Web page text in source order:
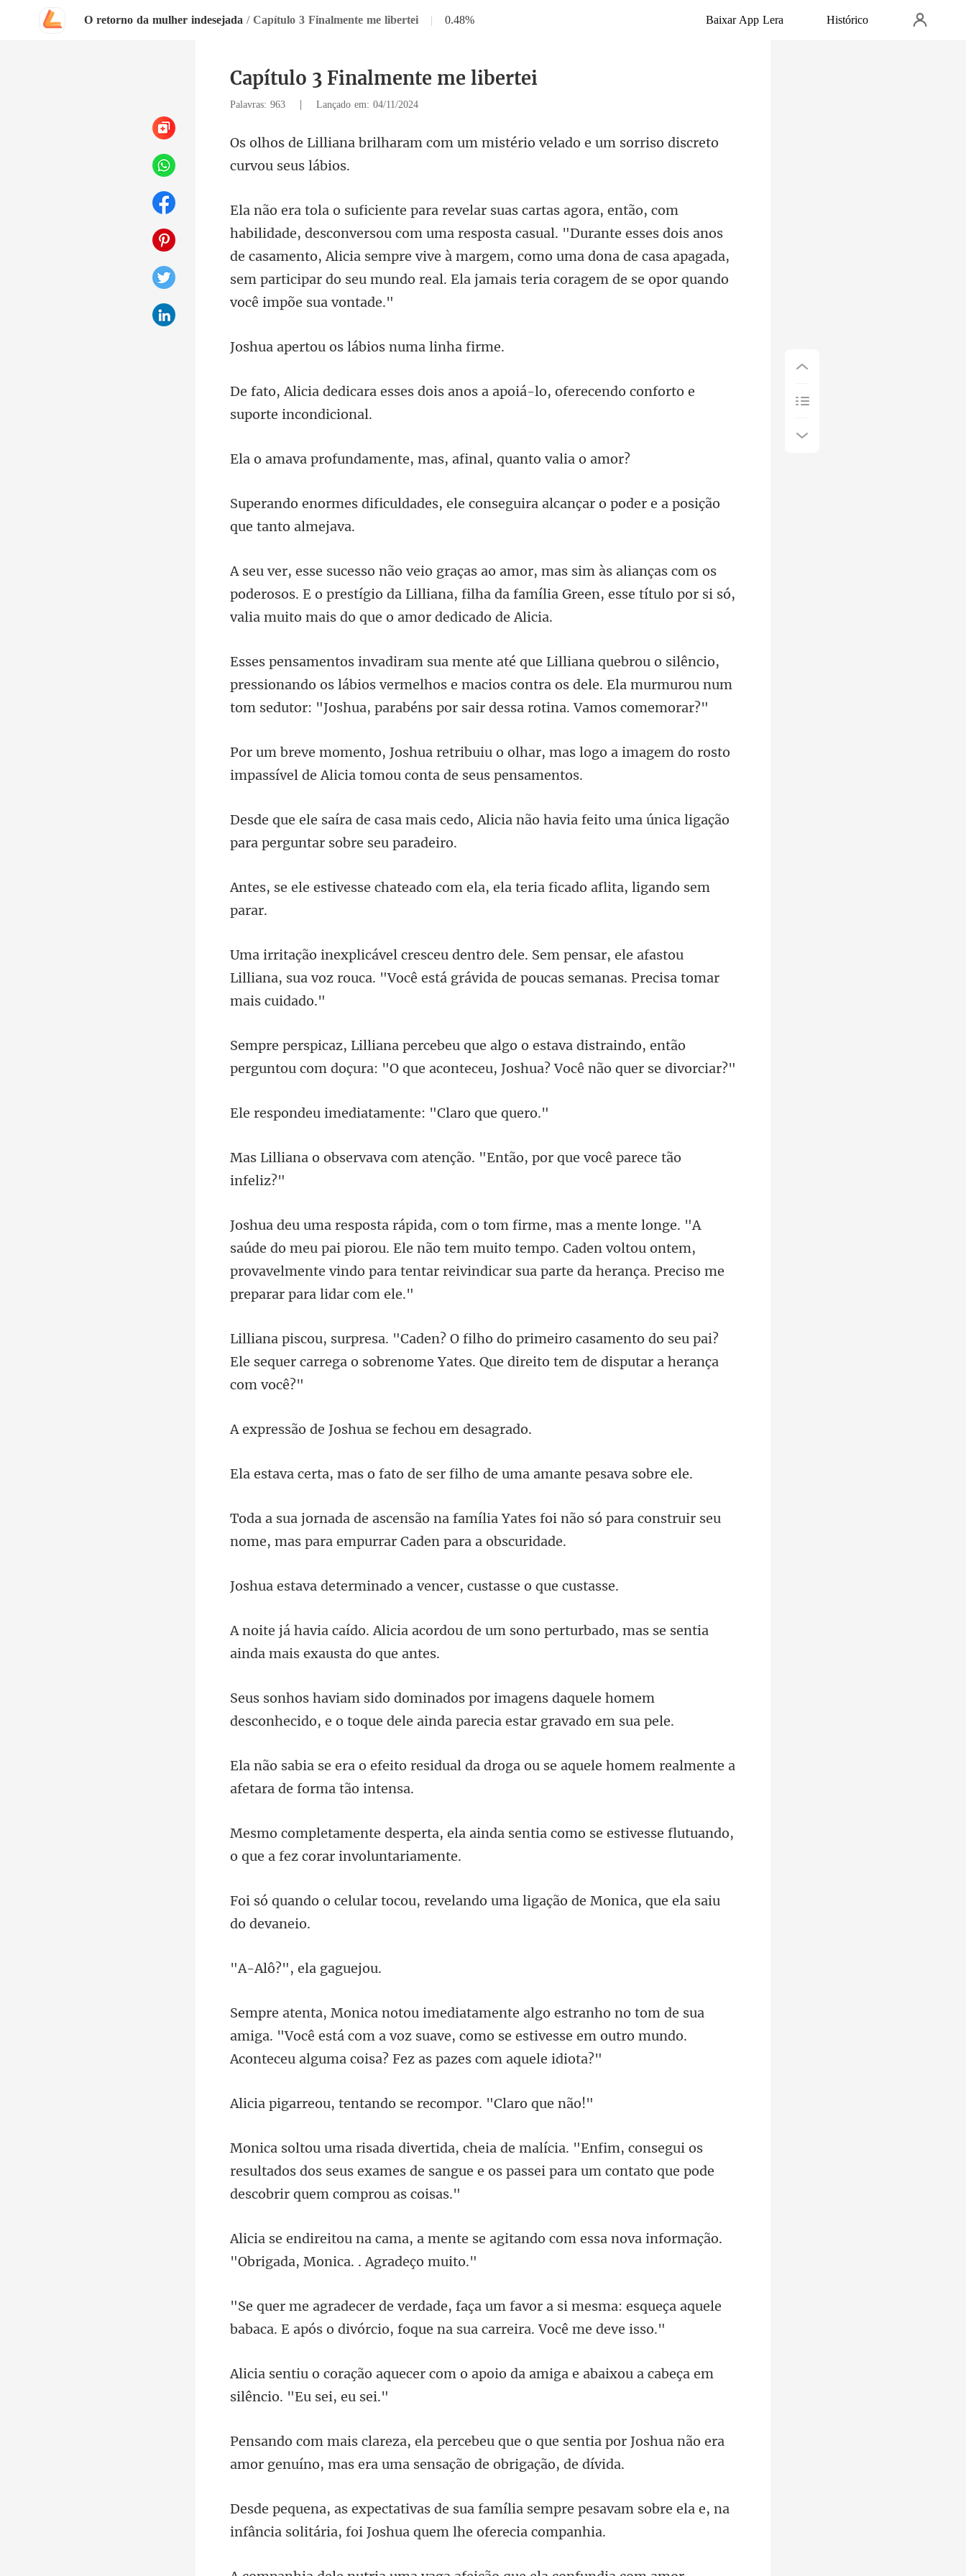
O retorno da mulher indesejada / Capítulo 3 Finalmente me libertei | 0.48% Baixar App Lera Histórico
Capítulo 3 Finalmente me libertei
Palavras: 963 | Lançado em: 04/11/2024
om um mistério velado e um sorri
esposta casual. "Durante esses dois anos
de casamento, Alicia sempre vive à margem, como uma dona de casa a
os lábios num
ois anos a apoiá-lo, oferecendo
mente, mas, afinal,
ele conseguira alcançar o poder
om os
poderosos. E o prestígio da Lilliana, filha da família Green, es
,
pressionando os lábios vermelhos e macios contra os dele. Ela murmurou
har, mas logo a imagem do rosto
impassível
Alicia não havia feito uma única liga
eado com ela, ela teria fica
nsar, ele afastou
Lilliana, sua voz rouca. "Você está
tava distraindo, então
perguntou com doçura: "O q
mediatamente: "
om atenção. "Então, por qu
u pai piorou. Ele não tem muito tempo. Caden voltou ontem,
provavelmente vindo par
casamento do seu pai?
Ele sequer carrega o sobrenome
Joshua se fecho
fato de ser filho de uma
Yates foi não só para construir seu
nome,
inado a vencer, cust
ou de um sono perturbado, mas se sen
ns daquele homem
desconhecido, e o toque de
al da droga ou se aquele homem realm
da sentia como se estivesse flutuando
revelando uma ligação de Moni
, ela ga
sua
amiga. "Você está com a voz suave, como se estivesse em outr
tentando se recomp
, consegui os
resultados dos seus exames de sangue e os pass
se agitando com essa nova informação
a si mesma: esqueça aquele
babaca. E após o divó
m o apoio da amiga e abaixou a cab
que sentia por Joshua não era
amor genuíno,
sempre pesavam sobre ela e, na
infância soli